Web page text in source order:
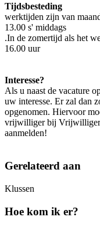
Tijdsbesteding
werktijden zijn van
13.00 s' middags
.In de zomertijd als het
16.00 uur
Interesse?
Als u naast de vacature
uw interesse. Er zal dan
opgenomen. Hiervoor
vrijwilliger bij
aanmelden!
Gerelateerd aan
Klussen
Hoe kom ik er?